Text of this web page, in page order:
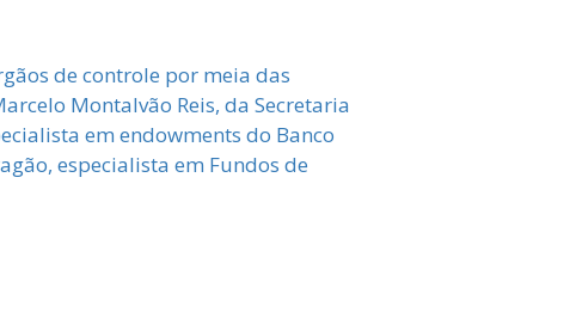
de controle por meia das
Montalvão Reis, da Secretaria
em endowments do Banco
especialista em Fundos de